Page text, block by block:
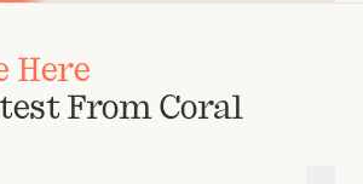
Here
From Coral